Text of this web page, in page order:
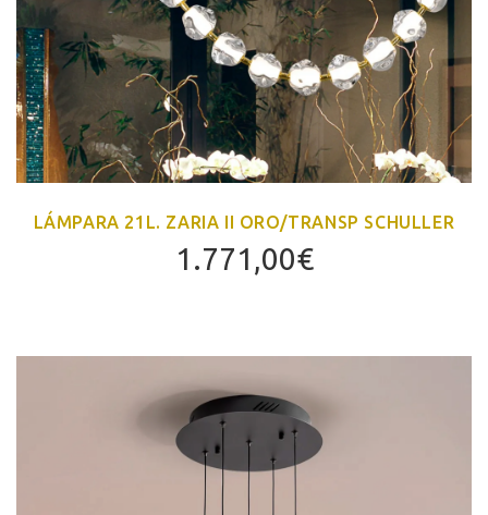
LÁMPARA 21L. ZARIA II ORO/TRANSP SCHULLER
1.771,00€